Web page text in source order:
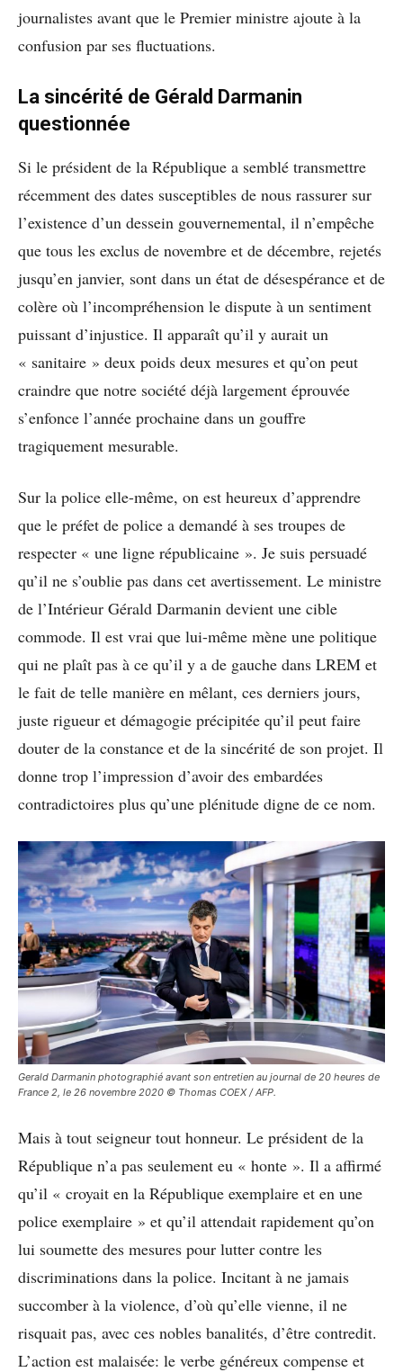
journalistes avant que le Premier ministre ajoute à la
confusion par ses fluctuations.
La sincérité de Gérald Darmanin
questionnée
Si le président de la République a semblé transmettre
récemment des dates susceptibles de nous rassurer sur
l’existence d’un dessein gouvernemental, il n’empêche
que tous les exclus de novembre et de décembre, rejetés
jusqu’en janvier, sont dans un état de désespérance et de
colère où l’incompréhension le dispute à un sentiment
puissant d’injustice. Il apparaît qu’il y aurait un
« sanitaire » deux poids deux mesures et qu’on peut
craindre que notre société déjà largement éprouvée
s’enfonce l’année prochaine dans un gouffre
tragiquement mesurable.
Sur la police elle-même, on est heureux d’apprendre
que le préfet de police a demandé à ses troupes de
respecter « une ligne républicaine ». Je suis persuadé
qu’il ne s’oublie pas dans cet avertissement. Le ministre
de l’Intérieur Gérald Darmanin devient une cible
commode. Il est vrai que lui-même mène une politique
qui ne plaît pas à ce qu’il y a de gauche dans LREM et
le fait de telle manière en mêlant, ces derniers jours,
juste rigueur et démagogie précipitée qu’il peut faire
douter de la constance et de la sincérité de son projet. Il
donne trop l’impression d’avoir des embardées
contradictoires plus qu’une plénitude digne de ce nom.
Gerald Darmanin photographié avant son entretien au journal de 20 heures de
France 2, le 26 novembre 2020 © Thomas COEX / AFP.
Mais à tout seigneur tout honneur. Le président de la
République n’a pas seulement eu « honte ». Il a affirmé
qu’il « croyait en la République exemplaire et en une
police exemplaire » et qu’il attendait rapidement qu’on
lui soumette des mesures pour lutter contre les
discriminations dans la police. Incitant à ne jamais
succomber à la violence, d’où qu’elle vienne, il ne
risquait pas, avec ces nobles banalités, d’être contredit.
L’action est malaisée: le verbe généreux compense et